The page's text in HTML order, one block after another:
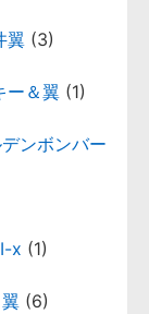
翼 (3)
ー＆翼 (1)
ンボンバー
x (1)
(6)